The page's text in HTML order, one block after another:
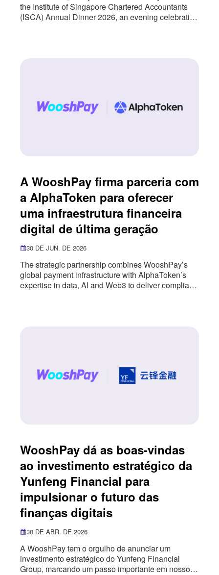
the Institute of Singapore Chartered Accountants
(ISCA) Annual Dinner 2026, an evening celebrating
approach nearly three years of partnership with
ISCA. As Singapore’s national accountancy body,
A WooshPay firma parceria com
a AlphaToken para oferecer
uma infraestrutura financeira
digital de última geração
30 DE JUN. DE 2026
The strategic partnership combines WooshPay’s
global payment infrastructure with AlphaToken’s
expertise in data, AI and Web3 to deliver compliant,
WooshPay dá as boas-vindas
ao investimento estratégico da
Yunfeng Financial para
impulsionar o futuro das
finanças digitais
30 DE ABR. DE 2026
A WooshPay tem o orgulho de anunciar um
investimento estratégico do Yunfeng Financial
Group, marcando um passo importante em nosso